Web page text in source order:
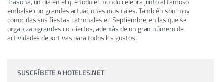
embalse con grandes actuaciones musicales. También son muy
conocidas sus fiestas patronales en Septiembre, en las que se
organizan grandes conciertos, además de un gran número de
actividades deportivas para todos los gustos.
SUSCRÍBETE A HOTELES.NET